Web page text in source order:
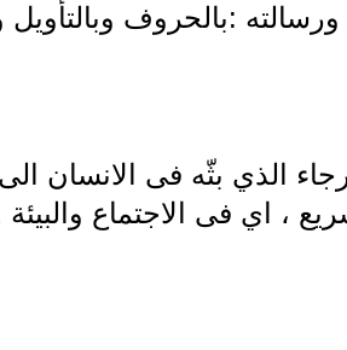
:بالحروف وبالتأويل
الذي بثّه فى الانسان
، اي فى الاجتماع